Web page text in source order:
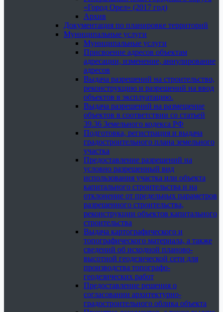
«Город Орел» (2017 год)
Архив
Документация по планировке территорий
Муниципальные услуги
Муниципальные услуги
Присвоение адресов объектам
адресации, изменение, аннулирование
адресов
Выдача разрешений на строительство,
реконструкцию и разрешений на ввод
объектов в эксплуатацию.
Выдача разрешений на размещение
объектов в соответствии со статьей
39.36 Земельного кодекса РФ
Подготовка, регистрация и выдача
градостроительного плана земельного
участка
Предоставление разрешений на
условно разрешенный вид
использования участка или объекта
капитального строительства и на
отклонение от предельных параметров
разрешенного строительства,
реконструкции объектов капитального
строительства
Выдача картографического и
топографического материала, а также
сведений об исходной планово-
высотной геодезической сети для
производства топографо-
геодезических работ
Предоставление решения о
согласовании архитектурно-
градостроительного облика объекта